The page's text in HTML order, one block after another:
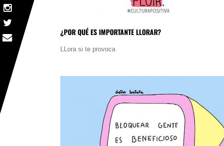
¿POR QUÉ ES IMPORTANTE LLORAR?
LLora si te provoca